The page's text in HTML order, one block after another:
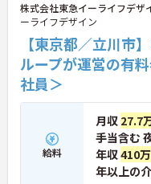
株式会社東急イーライフデザ
ーライフデザイン
【東京都／立川
ループが運営の有
社員＞
給料
月収 27.7
手当含む
年収410
年以上の